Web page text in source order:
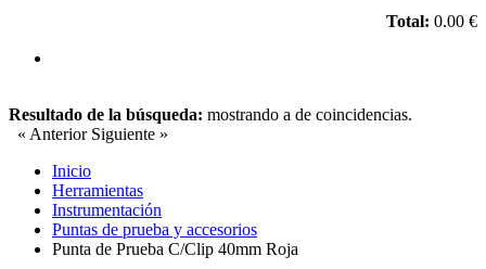
Total: 0.00 €
Resultado de la búsqueda: mostrando a de coincidencias.
« Anterior Siguiente »
Inicio
Herramientas
Instrumentación
Puntas de prueba y accesorios
Punta de Prueba C/Clip 40mm Roja